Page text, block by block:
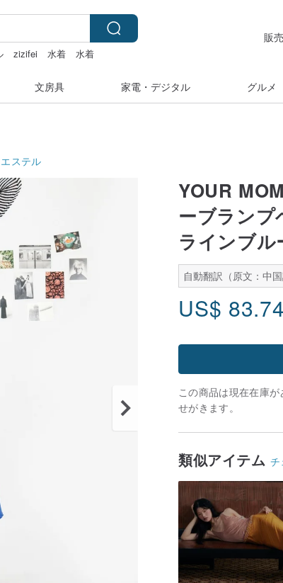
zizifei 水着
水着
販
文房具 家電・デジタル グルメ
ステル
YOUR
ーブランプ
ラインブル
自動翻訳（原文：中国
US$ 83.74
この商品は現在在庫
せがきます。
類似アイテム チ